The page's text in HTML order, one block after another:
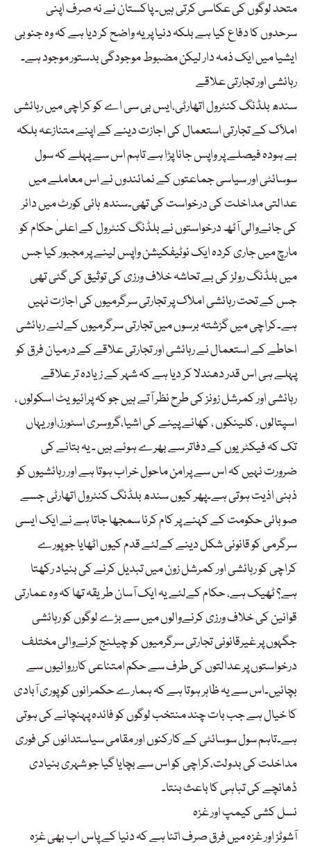
متحد لوگوں کی عکاسی کرتی ہیں۔ پاکستان نے نہ صرف اپنی
سرحدوں کا دفاع کیا ہے بلکہ دنیا پر یہ واضح کر دیا ہے کہ وہ جنوبی
ایشیا میں ایک ذمہ دار لیکن مضبوط موجودگی بدستور موجود ہے۔
رہائشی اور تجارتی علاقے
سندھ بلڈنگ کنٹرول اتھارٹی،ایس بی سی اے کو کراچی میں رہائشی
املاک کے تجارتی استعمال کی اجازت دینے کے اپنے متنازعہ بلکہ
بے ہودہ فیصلے پر واپس جانا پڑا ہے تاہم اس سے پہلے کہ سول
سوسائٹی اور سیاسی جماعتوں کے نمائندوں نے اس معاملے میں
عدالتی مداخلت کی درخواست کی تھی۔سندھ ہائی کورٹ میں دائر
کی جانےوالی آٹھ درخواستوں نے بلڈنگ کنٹرول کے اعلیٰ حکام کو
مارچ میں جاری کردہ ایک نوٹیفکیشن واپس لینے پر مجبور کیا جس
میں بلڈنگ رولز کی بے تحاشہ خلاف ورزی کی توثیق کی گئی تھی
جس کے تحت رہائشی املاک پر تجارتی سرگرمیوں کی اجازت نہیں
ہے۔کراچی میں گزشتہ برسوں میں تجارتی سرگرمیوں کےلئے رہائشی
احاطے کے استعمال نے رہائشی اور تجارتی علاقے کے درمیان فرق کو
پہلے ہی اس قدر دھندلا کر دیا ہے کہ شہر کے زیادہ تر علاقے
رہائشی اور کمرشل زونز کی طرح نظر آتے ہیں جو کہ پرائیویٹ اسکولوں ،
اسپتالوں ، کلینکوں ، کھانے پینے کی اشیا،گروسری اسٹورز،اور یہاں
تک کہ فیکٹریوں کے دفاتر سے بھرے ہوئے ہیں ۔ یہ بتانے کی
ضرورت نہیں کہ اس سے پرامن ماحول خراب ہوتا ہے اور رہائشیوں کو
ذہنی اذیت ہوتی ہے۔پھر کیوں سندھ بلڈنگ کنٹرول اتھارٹی جسے
صوبائی حکومت کے کہنے پر کام کرنا سمجھا جاتا ہے نے ایک ایسی
سرگرمی کو قانونی شکل دینے کےلئے قدم کیوں اٹھایا جو پورے
کراچی کو رہائشی اور کمرشل زون میں تبدیل کرنے کی بنیاد رکھتا
ہے؟ ٹھیک ہے، حکام کےلئے یہ ایک آسان طریقہ تھا کہ وہ عمارتی
قوانین کی خلاف ورزی کرنےوالوں میں سے بڑے لوگوں کو رہائشی
جگہوں پر غیرقانونی تجارتی سرگرمیوں کو چیلنج کرنےوالی مختلف
درخواستوں پر عدالتوں کی طرف سے حکم امتناعی کارروائیوں سے
بچائیں۔اس سے یہ ظاہر ہوتا ہے کہ ہمارے حکمرانوں کو پوری آبادی
کا خیال ہے جب بات چند منتخب لوگوں کو فائدہ پہنچانے کی ہوتی
ہے۔تاہم سول سوسائٹی کے کارکنوں اور مقامی سیاستدانوں کی فوری
مداخلت کی بدولت،کراچی کو اس سے بچایا گیا جو شہری بنیادی
ڈھانچے کی تباہی کا باعث بنتا۔
نسل کشی کیمپ اور غزہ
آشوٹز اور غزہ میں فرق صرف اتنا ہے کہ دنیا کے پاس اب بھی غزہ